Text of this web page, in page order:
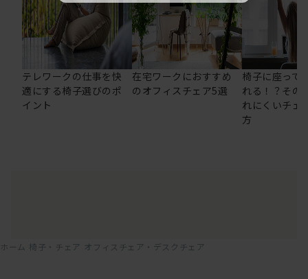
テレワークの仕事を快
適にする椅子選びのポ
イント
在宅ワークにおすすめ
のオフィスチェア5選
椅子に座って
れる！？その
れにくいチェ
方
ホーム 椅子・チェア オフィスチェア・デスクチェア